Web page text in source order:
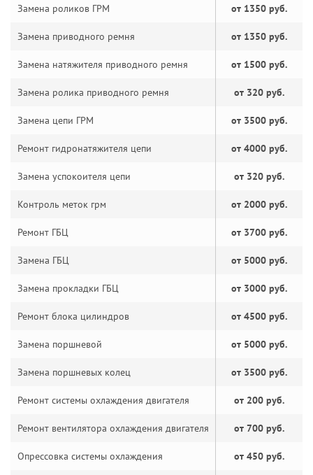
Замена роликов ГРМ от 1350 руб.
Замена приводного ремня от 1350 руб.
Замена натяжителя приводного ремня от 1500 руб.
Замена ролика приводного ремня от 320 руб.
Замена цепи ГРМ от 3500 руб.
Ремонт гидронатяжителя цепи от 4000 руб.
Замена успокоителя цепи от 320 руб.
Контроль меток грм от 2000 руб.
Ремонт ГБЦ от 3700 руб.
Замена ГБЦ от 5000 руб.
Замена прокладки ГБЦ от 3000 руб.
Ремонт блока цилиндров от 4500 руб.
Замена поршневой от 5000 руб.
Замена поршневых колец от 3500 руб.
Ремонт системы охлаждения двигателя от 200 руб.
Ремонт вентилятора охлаждения двигателя от 700 руб.
Опрессовка системы охлаждения от 450 руб.